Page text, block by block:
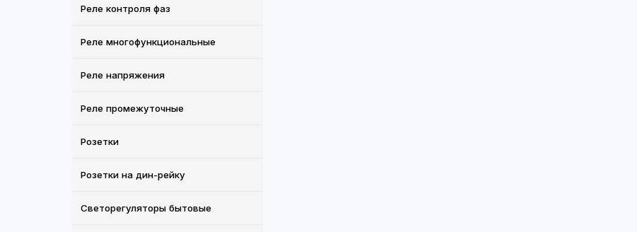
Реле контроля фаз
Реле многофункциональные
Реле напряжения
Реле промежуточные
Розетки
Розетки на дин-рейку
Светорегуляторы бытовые